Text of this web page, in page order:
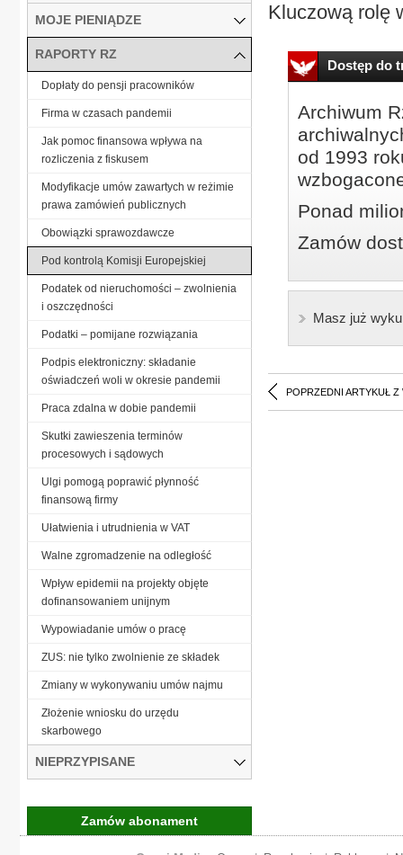
Kluczową rolę
Dostęp do
Archiwum
od 1993
Ponad
Zamów
Masz już
POPRZEDNI ARTYKUŁ Z
MOJE PIENIĄDZE
RAPORTY RZ
Dopłaty do pensji pracowników
Firma w czasach pandemii
Jak pomoc finansowa wpływa na
rozliczenia z fiskusem
Modyfikacje umów zawartych w reżimie
prawa zamówień publicznych
Obowiązki sprawozdawcze
Pod kontrolą Komisji Europejskiej
Podatek od nieruchomości – zwolnienia
i oszczędności
Podatki – pomijane rozwiązania
Podpis elektroniczny: składanie
oświadczeń woli w okresie pandemii
Praca zdalna w dobie pandemii
Skutki zawieszenia terminów
procesowych i sądowych
Ulgi pomogą poprawić płynność
finansową firmy
Ułatwienia i utrudnienia w VAT
Walne zgromadzenie na odległość
Wpływ epidemii na projekty objęte
dofinansowaniem unijnym
Wypowiadanie umów o pracę
ZUS: nie tylko zwolnienie ze składek
Zmiany w wykonywaniu umów najmu
Złożenie wniosku do urzędu
skarbowego
NIEPRZYPISANE
Zamów abonament